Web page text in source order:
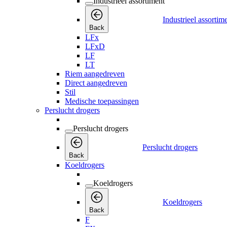
Back
Industrieel
LFx
LFxD
LF
LT
Riem aangedreven
Direct aangedreven
Stil
Medische toepassingen
Perslucht drogers
Perslucht drogers
Back
Perslucht drogers
Koeldrogers
Koeldrogers
Back
Koeldrogers
F